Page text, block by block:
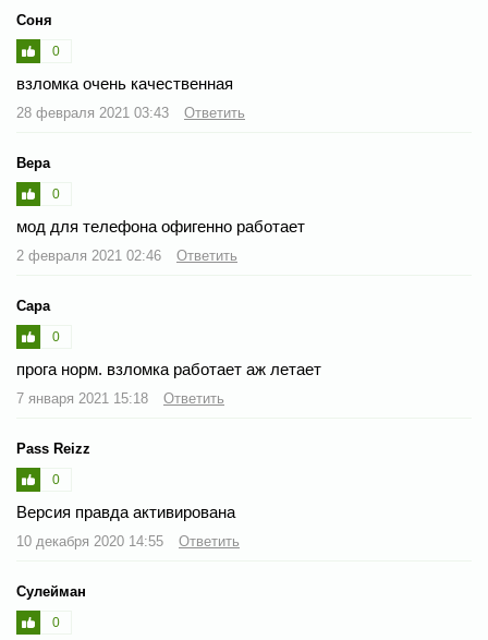
Соня
0
взломка очень качественная
28 февраля 2021 03:43 Ответить
Вера
0
мод для телефона офигенно работает
2 февраля 2021 02:46 Ответить
Сара
0
прога норм. взломка работает аж летает
7 января 2021 15:18 Ответить
Pass Reizz
0
Версия правда активирована
10 декабря 2020 14:55 Ответить
Сулейман
0